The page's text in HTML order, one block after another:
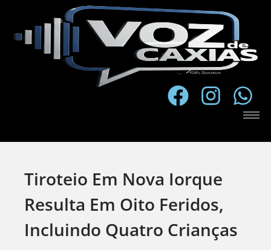
Tiroteio Em Nova Iorque
Resulta Em Oito Feridos,
Incluindo Quatro Crianças